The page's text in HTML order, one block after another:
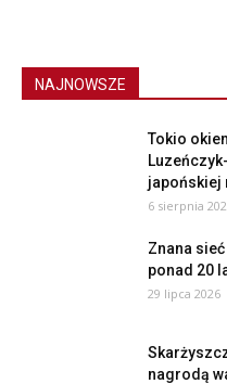
NAJNOWSZE
Tokio
japońskiej
6 sierpnia
Znana
ponad 20
29 lipca 2026
nagrodą